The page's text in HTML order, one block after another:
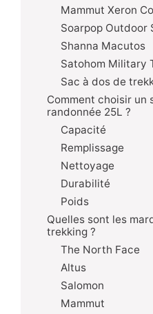
Mammut Xeron
Soarpop Outdoor
Shanna Macutos
Satohom Military
Sac à dos de
Comment choisir un
randonnée 25L ?
Capacité
Remplissage
Nettoyage
Durabilité
Poids
Quelles sont les
trekking ?
The North Face
Altus
Salomon
Mammut